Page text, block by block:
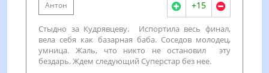
Антон +15
Стыдно за Кудрявцеву. Испортила весь финал,
вела себя как базарная баба. Соседов молодец,
умница. Жаль, что никто не остановил эту
бездарь. Ждем следующий Суперстар без нее.